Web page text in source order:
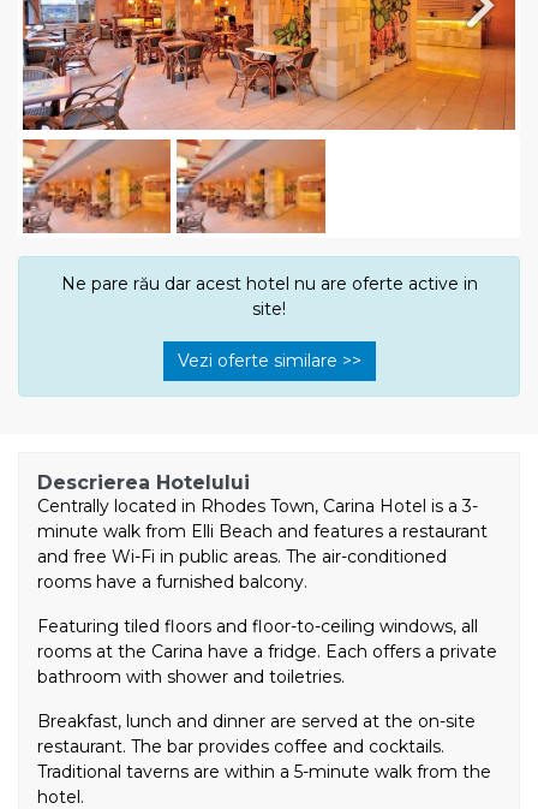
Next
Ne pare rău dar acest hotel nu are oferte active in
site!
Vezi oferte similare >>
Descrierea Hotelului
Centrally located in Rhodes Town, Carina Hotel is a 3-
minute walk from Elli Beach and features a restaurant
and free Wi-Fi in public areas. The air-conditioned
rooms have a furnished balcony.
Featuring tiled floors and floor-to-ceiling windows, all
rooms at the Carina have a fridge. Each offers a private
bathroom with shower and toiletries.
Breakfast, lunch and dinner are served at the on-site
restaurant. The bar provides coffee and cocktails.
Traditional taverns are within a 5-minute walk from the
hotel.